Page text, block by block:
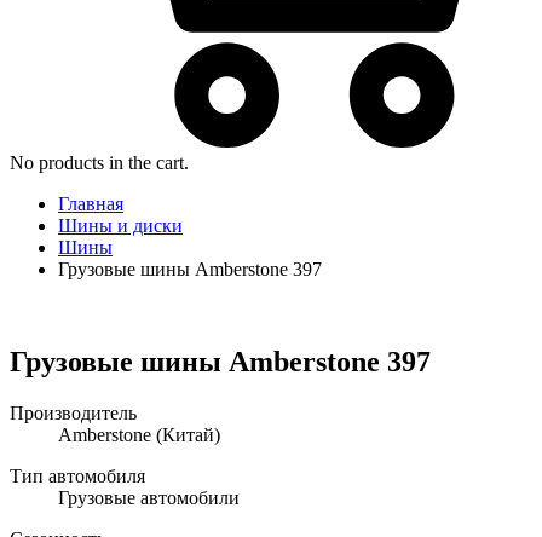
No products in the cart.
Главная
Шины и диски
Шины
Грузовые шины Amberstone 397
Грузовые шины Amberstone 397
Производитель
Amberstone (Китай)
Тип автомобиля
Грузовые автомобили